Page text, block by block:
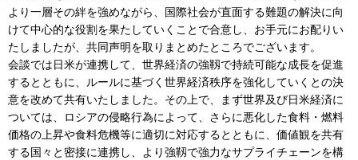
より一層その絆を強めながら、国際社会が直面する難題の解決に向
けて中心的な役割を果たしていくことで合意し、お手元にお配りい
たしましたが、共同声明を取りまとめたところでございます。
会談では日米が連携して、世界経済の強靱で持続可能な成長を促進
するとともに、ルールに基づく世界経済秩序を強化していくとの決
意を改めて共有いたしました。その上で、まず世界及び日米経済に
ついては、ロシアの侵略行為によって、さらに悪化した食料・燃料
価格の上昇や食料危機等に適切に対応するとともに、価値観を共有
する国々と密接に連携し、より強靱で強力なサプライチェーンを構